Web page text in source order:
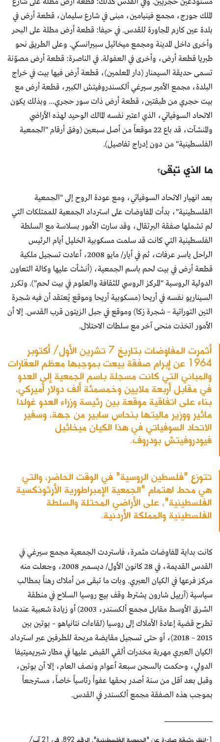
الملك جورج، مجمع فينيامين، مبنى في شارع سليمان، قطعة أرض في
بلدة عين كارم المجاورة للقدس. في حيفا: قطعة أرض مطلة على البحر
وأخرى داخل المدينة ومجمع ميخائيل سبيرانسكي. وعلى الطريق نحو
طبريا قطعة أرض، وأخرى في العفولة. في الناصرة: قطعة أرض مصوّنة
تسمى حديقة السيمنار (دار المعلمين)، قطعة أرض فيها بيت في خراج
البلدة، مجمع الأمير سيرغي ألكسندروفيتش الكبير، قطعة أرض مع
بيت حجري من طبقتين، قطعة أرض ذات سور حجري... وبذلك يكون
الاتحاد السوفياتي، الذي اعتبر نفسه المالك الوحيد لهذه الأراضي
والمنشآت، قد باع 22 موقعاً من أصل سبعين (وفق أرقام "الجمعية
الفلسطينية" من دون إدراج تفاصيل).
ما الذي تبقى؟
بعد انهيار الاتحاد السوفياتي، ومع عودة الروح إلى "الجمعية
الفلسطينية"، بدأت المفاوضات على استرداد الجمعية للممتلكات التي
لم تشملها صفقة البرتقال، وقد سارت الأمور بسلاسة مع السلطة
الفلسطينية التي كانت قد سلمت مسكوبية الخليل أيام الرئيس
الراحل ياسر عرفات، ثم في أيار/ مايو 2008، أعادت تسجيل ملكية
قطعة أرض في بيت لحم باسم الجمعية، (أنشأت عليها وكالة التعاون
الدولية الروسية "المركز الروسي للثقافة والعلوم في بيت لحم"). وتكرر
السيناريو نفسه في أريحا (مسكوبية أريحا وموقع يُعتقد أن فيه شجرة
التين التوراتية – شجرة زكا) وموقع في جبل الزيتون قرب القدس. إلا أن
الأمور اتخذت منحى آخر مع سلطات الاحتلال.
أثمرت المفاوضات بتاريخ 7 تشرين الأول/ أكتوبر
1964 عن إبرام صفقة بيعت بموجبها معظم العقارات
والمباني التي كانت مسجلة باسم الجمعية إلى العدو
في مقابل أربعة ملايين وخمسمئة ألف دولار أميركي،
بناء على اتفاقية موقعة بين رئيسة وزراء العدو غولدا
مائير ووزير ماليتها بنحاس سابير من جهة، وسفير
الاتحاد السوفياتي في هذا الكيان ميخائيل
فيودروفيتش بودروف.
تتوزع "فلسطين الروسية" في الوقت الحاضر، والتي
هي محط اهتمام "الجمعية الإمبراطورية الأرثوذكسية
الفلسطينية"، على الأراضي المحتلة والسلطة
الفلسطينية والمملكة الأردنية.
كانت بداية المفاوضات مثمرة، فاستردت الجمعية مجمع سيرغي في
القدس القديمة، في 28 كانون الأول/ ديسمبر 2008، وجعلت منه
مركز فرعها في الكيان العبري. وبات ما تبقى من أملاك رهناً بمطالب
سياسية (آرييل شارون يشترط وقف بيع روسيا السلاح في منطقة
الشرق الأوسط مقابل مجمع ألكسندر، 2003) أو زيادة شعبية عندما
تطرح قضية إعادة الأملاك إلى روسيا (لقاءات نتانياهو – بوتين بين
2015 – 2018)، أو حتى تسجيل مقايضة مربحة للطرفين عبر استرداد
الكيان العبري مهربة مخدرات ألقي القبض عليها في مطار شيريميتيفا
الدولي، وحكمت بالسجن سبعة أعوام ونصف العام، إلا أن بوتين،
وقبل بعد أقل من سنة أصدر بحقها عفواً رئاسياً خاصاً، مسترجعاً
بموجب هذه الصفقة مجمع ألكسندر في القدس.
1-انظر وثيقة صادرة عن "الجمعية الفلسطينية"، الرقم 892، في 21 آب/